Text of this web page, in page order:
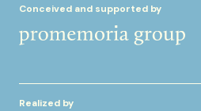
Conceived and supported by
Realized by